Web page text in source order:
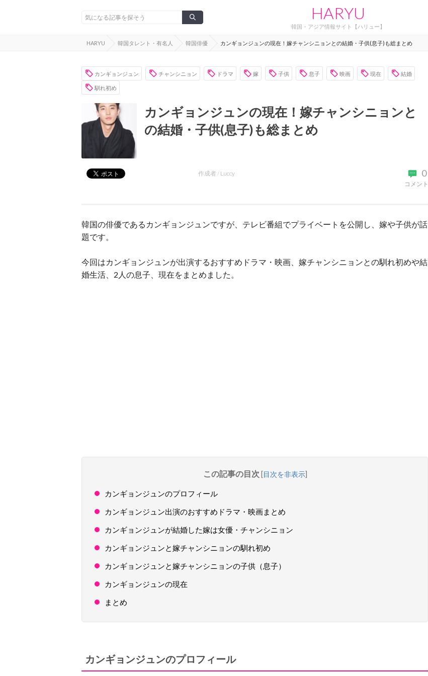
HARYU
韓国・アジア情報サイト【ハリュー】
HARYU 韓国タレント・有名人 韓国俳優 カンギョンジュンの現在！嫁チャンシニョンとの結婚・子供(息子)も総まとめ
カンギョンジュン チャンシニョン ドラマ 嫁 子供 息子 映画 現在 結婚
馴れ初め
カンギョンジュンの現在！嫁チャンシニョンと
の結婚・子供(息子)も総まとめ
0
コメント
作成者 / Luccy
韓国の俳優であるカンギョンジュンですが、テレビ番組でプライベートを公開し、嫁や子供が話
題です。
今回はカンギョンジュンが出演するおすすめドラマ・映画、嫁チャンシニョンとの馴れ初めや結
婚生活、2人の息子、現在をまとめました。
この記事の目次 [目次を非表示]
カンギョンジュンのプロフィール
カンギョンジュン出演のおすすめドラマ・映画まとめ
カンギョンジュンが結婚した嫁は女優・チャンシニョン
カンギョンジュンと嫁チャンシニョンの馴れ初め
カンギョンジュンと嫁チャンシニョンの子供（息子）
カンギョンジュンの現在
まとめ
カンギョンジュンのプロフィール